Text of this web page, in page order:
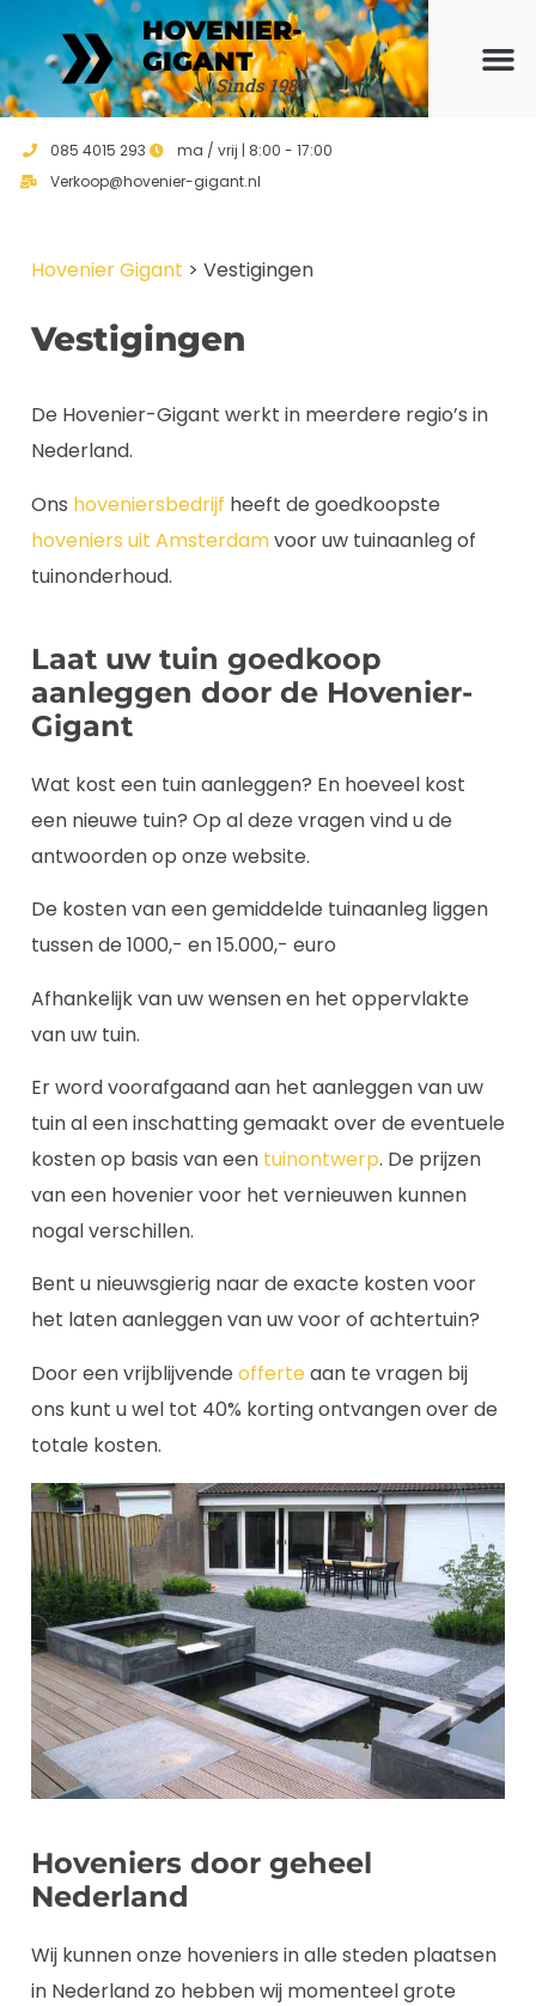
HOVENIER-
GIGANT
Sinds 1988
085 4015 293
ma / vrij | 8:00 - 17:00
Verkoop@hovenier-gigant.nl
Hovenier Gigant > Vestigingen
Vestigingen
De Hovenier-Gigant werkt in meerdere regio’s in
Nederland.
Ons hoveniersbedrijf heeft de goedkoopste
hoveniers uit Amsterdamvoor uw tuinaanleg of
tuinonderhoud.
Laat uw tuin goedkoop
aanleggen door de Hovenier-
Gigant
Wat kost een tuin aanleggen? En hoeveel kost
een nieuwe tuin? Op al deze vragen vind u de
antwoorden op onze website.
De kosten van een gemiddelde tuinaanleg liggen
tussen de 1000,- en 15.000,- euro
Afhankelijk van uw wensen en het oppervlakte
van uw tuin.
Er word voorafgaand aan het aanleggen van uw
tuin al een inschatting gemaakt over de eventuele
kosten op basis van een tuinontwerp. De prijzen
van een hovenier voor het vernieuwen kunnen
nogal verschillen.
Bent u nieuwsgierig naar de exacte kosten voor
het laten aanleggen van uw voor of achtertuin?
Door een vrijblijvende offerteaan te vragen bij
ons kunt u wel tot 40% korting ontvangen over de
totale kosten.
Hoveniers door geheel
Nederland
Wij kunnen onze hoveniers in alle steden plaatsen
in Nederland zo hebben wij momenteel grote